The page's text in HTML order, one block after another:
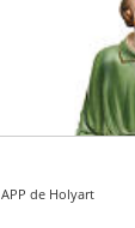
de Holyart